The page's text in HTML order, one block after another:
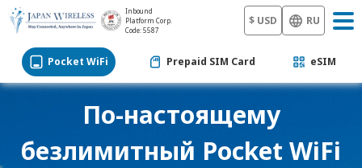
Inbound
Platform Corp.
Code: 5587
$ USD RU
Pocket WiFi Prepaid SIM Card eSIM
По-настоящему
безлимитный Pocket WiFi